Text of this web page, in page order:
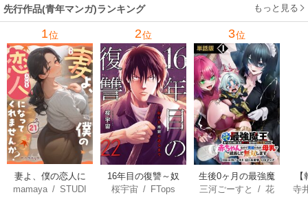
先行作品(青年マンガ)ランキング もっと見る
1位
妻よ、僕の恋人に
なってくれません
mamaya/STUDI
2位
16年目の復讐～奴
らを地獄に送るま
桜宇宙 / FTops
3位
生後0ヶ月の最強魔
王 食べるだけ強
三河ごーすと /花
解
寺